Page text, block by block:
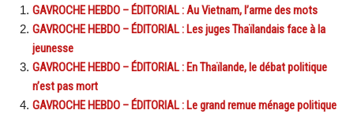
GAVROCHE HEBDO – ÉDITORIAL : Au Vietnam, l’arme des mots
GAVROCHE HEBDO – ÉDITORIAL : Les juges Thaïlandais face à la
jeunesse
GAVROCHE HEBDO – ÉDITORIAL : En Thaïlande, le débat politique
n’est pas mort
GAVROCHE HEBDO – ÉDITORIAL : Le grand remue ménage politique